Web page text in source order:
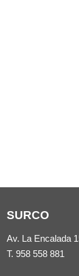
SURCO
Av. La Encalada
T. 958 558 881